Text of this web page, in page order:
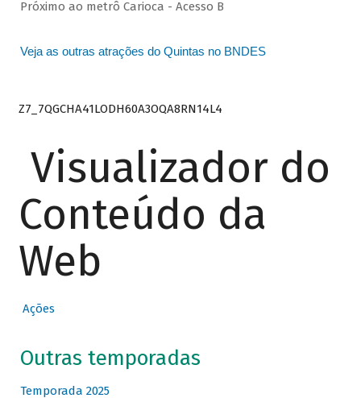
Próximo ao metrô Carioca - Acesso B
Veja as outras atrações do Quintas no BNDES
Z7_7QGCHA41LODH60A3OQA8RN14L4
Visualizador do
Conteúdo da
Web
Ações
Outras temporadas
Temporada 2025